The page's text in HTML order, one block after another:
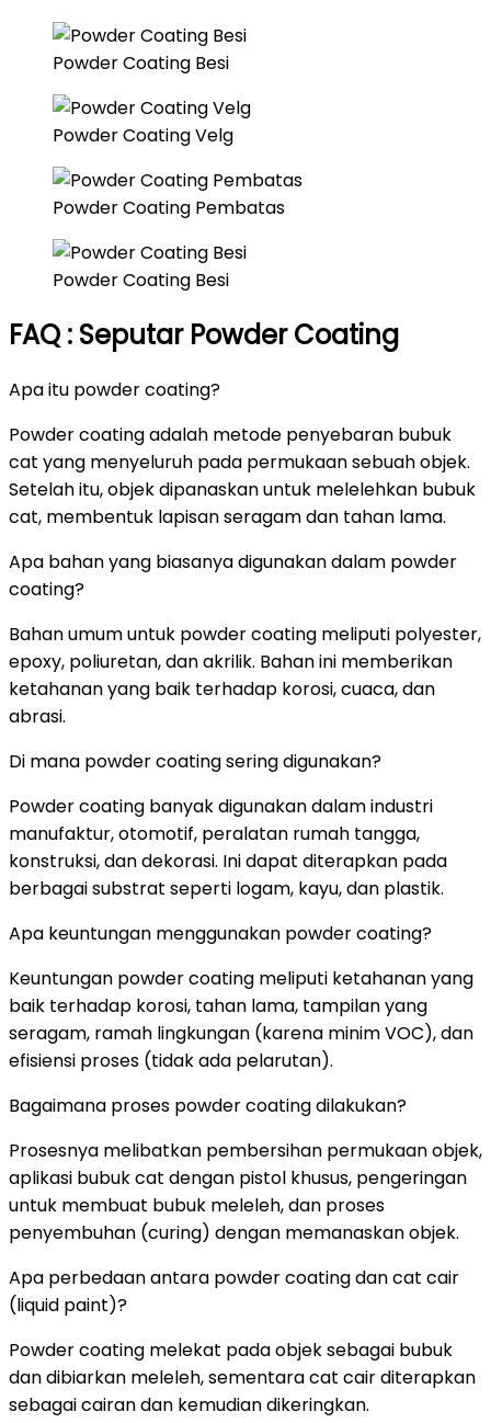
Powder Coating Besi
Powder Coating Velg
Powder Coating Pembatas
Powder Coating Besi
FAQ : Seputar Powder Coating
Apa itu powder coating?
Powder coating adalah metode penyebaran bubuk
cat yang menyeluruh pada permukaan sebuah objek.
Setelah itu, objek dipanaskan untuk melelehkan bubuk
cat, membentuk lapisan seragam dan tahan lama.
Apa bahan yang biasanya digunakan dalam powder
coating?
Bahan umum untuk powder coating meliputi polyester,
epoxy, poliuretan, dan akrilik. Bahan ini memberikan
ketahanan yang baik terhadap korosi, cuaca, dan
abrasi.
Di mana powder coating sering digunakan?
Powder coating banyak digunakan dalam industri
manufaktur, otomotif, peralatan rumah tangga,
konstruksi, dan dekorasi. Ini dapat diterapkan pada
berbagai substrat seperti logam, kayu, dan plastik.
Apa keuntungan menggunakan powder coating?
Keuntungan powder coating meliputi ketahanan yang
baik terhadap korosi, tahan lama, tampilan yang
seragam, ramah lingkungan (karena minim VOC), dan
efisiensi proses (tidak ada pelarutan).
Bagaimana proses powder coating dilakukan?
Prosesnya melibatkan pembersihan permukaan objek,
aplikasi bubuk cat dengan pistol khusus, pengeringan
untuk membuat bubuk meleleh, dan proses
penyembuhan (curing) dengan memanaskan objek.
Apa perbedaan antara powder coating dan cat cair
(liquid paint)?
Powder coating melekat pada objek sebagai bubuk
dan dibiarkan meleleh, sementara cat cair diterapkan
sebagai cairan dan kemudian dikeringkan.